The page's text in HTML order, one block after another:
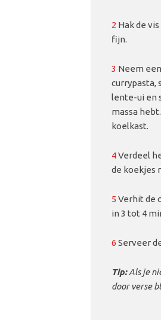
2 Hak de
fijn.
3 Neem
currypasta,
lente-ui en
massa
koelkast.
4Verdeel
de koekjes
5 Verhit de
in 3 tot 4
6 Serveer
Tip:Als je
door verse